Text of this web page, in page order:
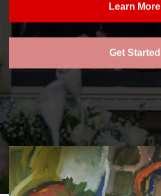
Learn More
Get Started